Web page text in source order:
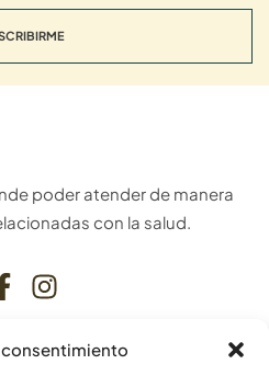
poder atender de manera
con la salud.